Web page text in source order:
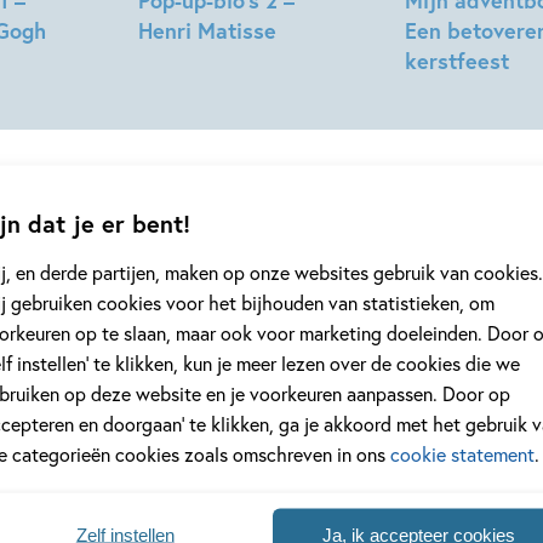
dat je er bent!
en derde partijen, maken op onze websites gebruik van cookies.
gebruiken cookies voor het bijhouden van statistieken, om
op te slaan, maar ook voor marketing doeleinden. Door
instellen’ te klikken, kun je meer lezen over de cookies die we
op deze website en je voorkeuren aanpassen. Door op
en doorgaan’ te klikken, ga je akkoord met het gebruik
categorieën cookies zoals omschreven in onscookie statement
Ja, ik accepteer cookies
Zelf instellen
Henri Matisse
Teresa
Een
kerstfeest
Godeau,
enkel kinderboek of nieuwtje meer
je in voor onze nieuwsbrief
elke twee weken nieuws, kinderboekentips en inspiratie!
is hetWPG Privacy Statement